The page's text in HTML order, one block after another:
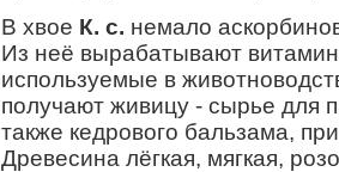
В хвое К. с. немало
Из неё вырабатывают
используемые в
получают живицу - сырье для
также кедрового бальзама,
Древесина лёгкая, мягкая,